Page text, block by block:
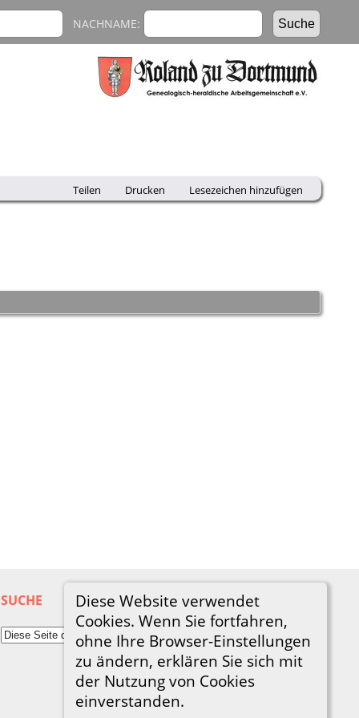
NACHNAME:
Teilen Drucken Lesezeichen hinzufügen
Diese Website verwendet
Cookies. Wenn Sie fortfahren,
ohne Ihre Browser-Einstellungen
zu ändern, erklären Sie sich mit
der Nutzung von Cookies
einverstanden.
SUCHE